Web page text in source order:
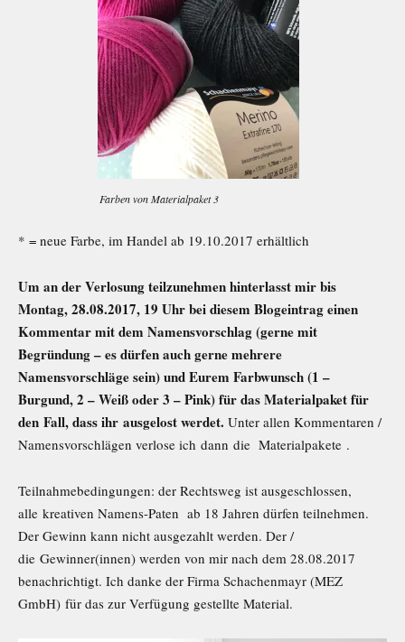
Farben von Materialpaket 3
* = neue Farbe, im Handel ab 19.10.2017 erhältlich
Um an der Verlosung teilzunehmen hinterlasst mir bis
Montag, 28.08.2017, 19 Uhr bei diesem Blogeintrag einen
Kommentar mit dem Namensvorschlag (gerne mit
Begründung – es dürfen auch gerne mehrere
Namensvorschläge sein) und Eurem Farbwunsch (1 –
Burgund, 2 – Weiß oder 3 – Pink) für das Materialpaket für
den Fall, dass ihr ausgelost werdet. Unter allen Kommentaren /
Namensvorschlägen verlose ich dann die Materialpakete .
Teilnahmebedingungen: der Rechtsweg ist ausgeschlossen,
alle kreativen Namens-Paten ab 18 Jahren dürfen teilnehmen.
Der Gewinn kann nicht ausgezahlt werden. Der /
die Gewinner(innen) werden von mir nach dem 28.08.2017
benachrichtigt. Ich danke der Firma Schachenmayr (MEZ
GmbH) für das zur Verfügung gestellte Material.